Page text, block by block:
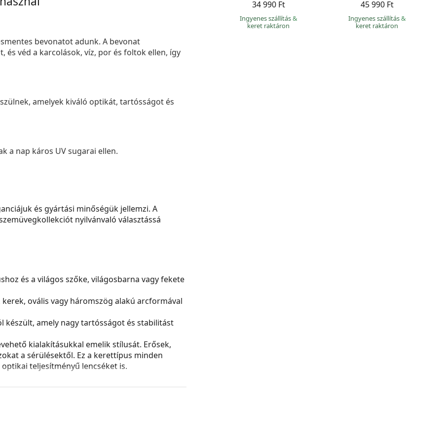
34 990 Ft
Ingyenes szállítás&
keret raktáron
45 990 Ft
Ingyenes szállítás&
keret raktáron
bevonatot adunk. A bevonat
és véd a karcolások, víz, por és foltok ellen, így
amelyek kiváló optikát, tartósságot és
a nap káros UV sugarai ellen.
és gyártási minőségük jellemzi. A
nyilvánvaló választássá
és a világos szőke, világosbarna vagy fekete
ovális vagy háromszög alakú arcformával
készült, amely nagy tartósságot és stabilitást
kialakításukkal emelik stílusát. Erősek,
a sérülésektől. Ez a kerettípus minden
teljesítményű lencséket is.